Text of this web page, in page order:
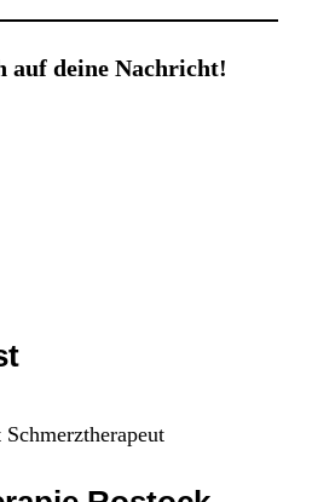
auf deine Nachricht!